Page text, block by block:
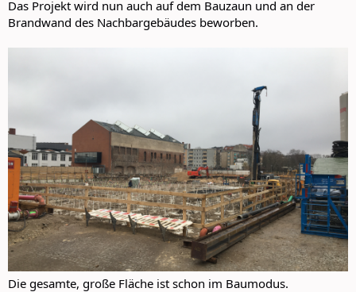
Das Projekt wird nun auch auf dem Bauzaun und an der
Brandwand des Nachbargebäudes beworben.
Die gesamte, große Fläche ist schon im Baumodus.